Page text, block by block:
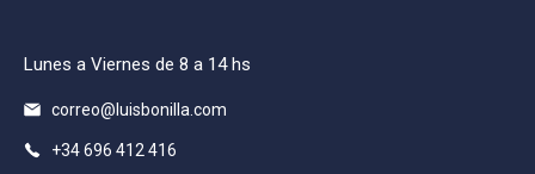
Lunes a Viernes de 8 a 14 hs
correo@luisbonilla.com
+34 696 412 416